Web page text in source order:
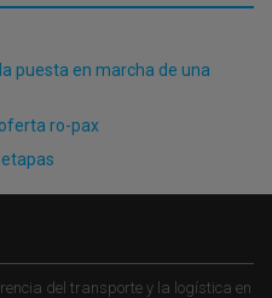
puesta en marcha de una
ro-pax
del transporte y la logística en